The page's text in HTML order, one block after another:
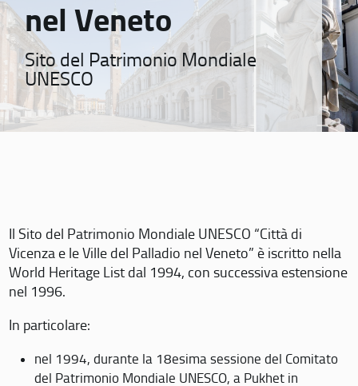
nel Veneto
Sito del Patrimonio Mondiale
UNESCO
Il Sito del Patrimonio Mondiale UNESCO “Città di
Vicenza e le Ville del Palladio nel Veneto” è iscritto nella
World Heritage List dal 1994, con successiva estensione
nel 1996.
In particolare:
nel 1994, durante la 18esima sessione del Comitato
del Patrimonio Mondiale UNESCO, a Pukhet in